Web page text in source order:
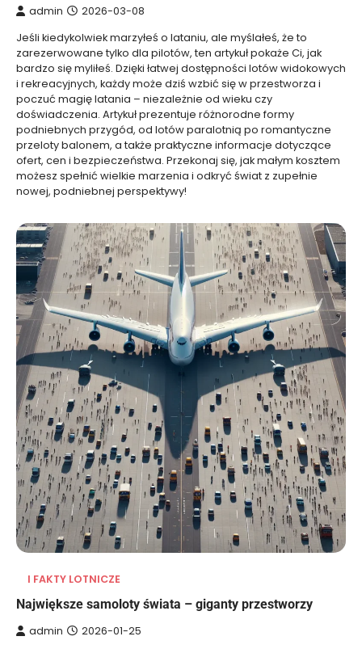
admin 2026-03-08
Jeśli kiedykolwiek marzyłeś o lataniu, ale myślałeś, że to
zarezerwowane tylko dla pilotów, ten artykuł pokaże Ci, jak
bardzo się myliłeś. Dzięki łatwej dostępności lotów widokowych
i rekreacyjnych, każdy może dziś wzbić się w przestworza i
poczuć magię latania – niezależnie od wieku czy
doświadczenia. Artykuł prezentuje różnorodne formy
podniebnych przygód, od lotów paralotnią po romantyczne
przeloty balonem, a także praktyczne informacje dotyczące
ofert, cen i bezpieczeństwa. Przekonaj się, jak małym kosztem
możesz spełnić wielkie marzenia i odkryć świat z zupełnie
nowej, podniebnej perspektywy!
I FAKTY LOTNICZE
Największe samoloty świata – giganty przestworzy
admin 2026-01-25